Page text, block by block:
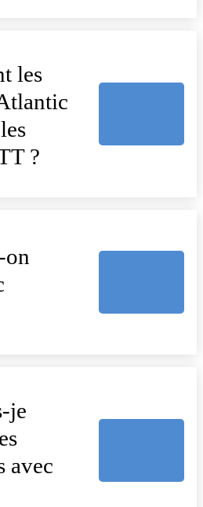
les
?
on
je
avec